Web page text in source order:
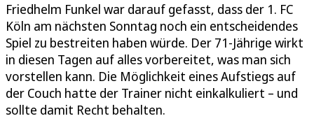
Friedhelm Funkel war darauf gefasst, dass der 1. FC
Köln am nächsten Sonntag noch ein entscheidendes
Spiel zu bestreiten haben würde. Der 71-Jährige wirkt
in diesen Tagen auf alles vorbereitet, was man sich
vorstellen kann. Die Möglichkeit eines Aufstiegs auf
der Couch hatte der Trainer nicht einkalkuliert – und
sollte damit Recht behalten.